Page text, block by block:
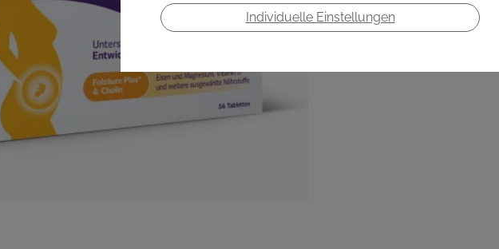
zzgl. Versandkosten
Individuelle Einstellungen